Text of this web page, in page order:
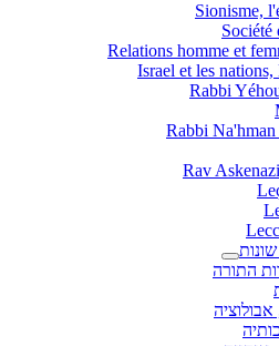
Sionisme,
Société
Relations homme et
Israel et les
Rabbi
Rabbi
התורה